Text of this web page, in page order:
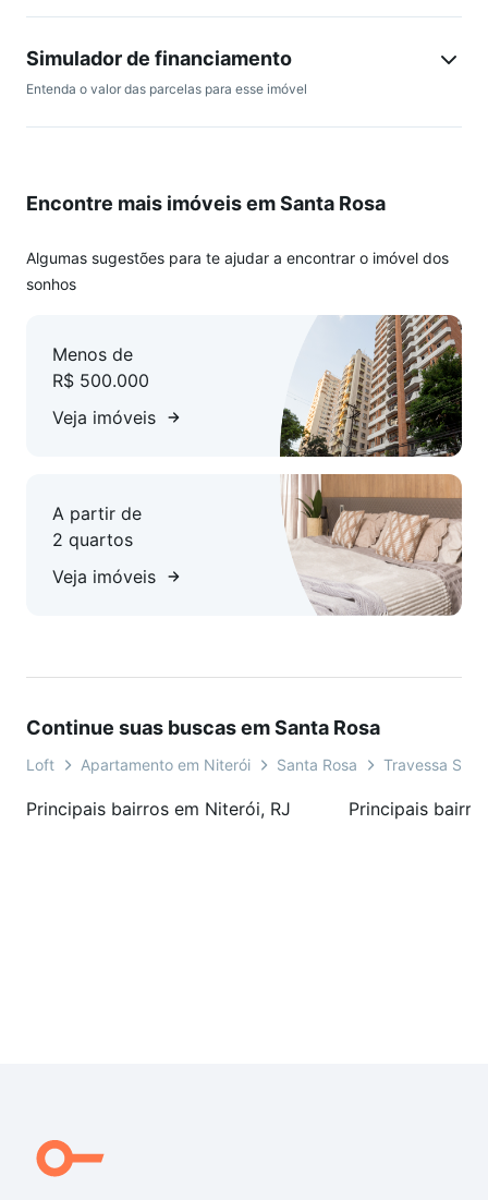
Simulador de financiamento
Entenda o valor das parcelas para esse imóvel
Encontre mais imóveis em Santa Rosa
Algumas sugestões para te ajudar a encontrar o imóvel dos
sonhos
Menos de
R$ 500.000
Veja imóveis
A partir de
2 quartos
Veja imóveis
Continue suas buscas em Santa Rosa
Loft Apartamento em Niterói Santa Rosa Travessa
Principais bairros em Niterói, RJ Principais